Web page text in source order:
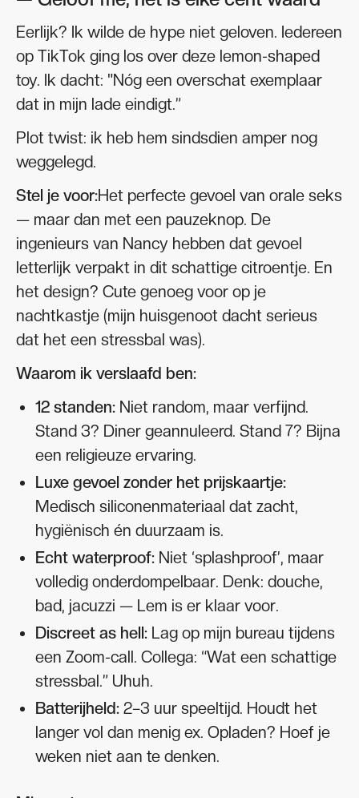
Eerlijk? Ik wilde de hype niet geloven. Iedereen
op TikTok ging los over deze lemon-shaped
toy. Ik dacht: "Nóg een overschat exemplaar
dat in mijn lade eindigt.”
Plot twist: ik heb hem sindsdien amper nog
weggelegd.
Stel je voor:Het perfecte gevoel van orale seks
— maar dan met een pauzeknop. De
ingenieurs van Nancy hebben dat gevoel
letterlijk verpakt in dit schattige citroentje. En
het design? Cute genoeg voor op je
nachtkastje (mijn huisgenoot dacht serieus
dat het een stressbal was).
Waarom ik verslaafd ben:
12 standen: Niet random, maar verfijnd.
Stand 3? Diner geannuleerd. Stand 7? Bijna
een religieuze ervaring.
Luxe gevoel zonder het prijskaartje:
Medisch siliconenmateriaal dat zacht,
hygiënisch én duurzaam is.
Echt waterproof: Niet ‘splashproof’, maar
volledig onderdompelbaar. Denk: douche,
bad, jacuzzi — Lem is er klaar voor.
Discreet as hell: Lag op mijn bureau tijdens
een Zoom-call. Collega: “Wat een schattige
stressbal.” Uhuh.
Batterijheld: 2–3 uur speeltijd. Houdt het
langer vol dan menig ex. Opladen? Hoef je
weken niet aan te denken.